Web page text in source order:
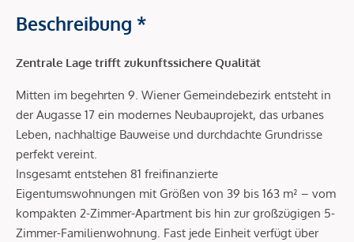
Beschreibung *
Zentrale Lage trifft zukunftssichere Qualität
Mitten im begehrten 9. Wiener Gemeindebezirk entsteht in
der Augasse 17 ein modernes Neubauprojekt, das urbanes
Leben, nachhaltige Bauweise und durchdachte Grundrisse
perfekt vereint.
Insgesamt entstehen 81 freifinanzierte
Eigentumswohnungen mit Größen von 39 bis 163 m² – vom
kompakten 2-Zimmer-Apartment bis hin zur großzügigen 5-
Zimmer-Familienwohnung. Fast jede Einheit verfügt über